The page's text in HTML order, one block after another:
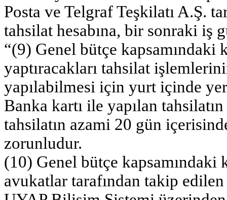
Posta ve Telgraf Teşkilatı A.Ş.
tahsilat hesabına, bir sonraki iş
“(9) Genel bütçe
yaptıracakları tahsilat
yapılabilmesi için yurt içinde
Banka kartı ile yapılan
tahsilatın azami 20 gün
zorunludur.
(10) Genel bütçe
avukatlar tarafından takip